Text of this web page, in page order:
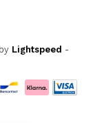
Lightspeed -